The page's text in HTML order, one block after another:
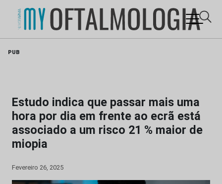
PUB
Estudo indica que passar mais uma
hora por dia em frente ao ecrã está
associado a um risco 21 % maior de
miopia
Fevereiro 26, 2025